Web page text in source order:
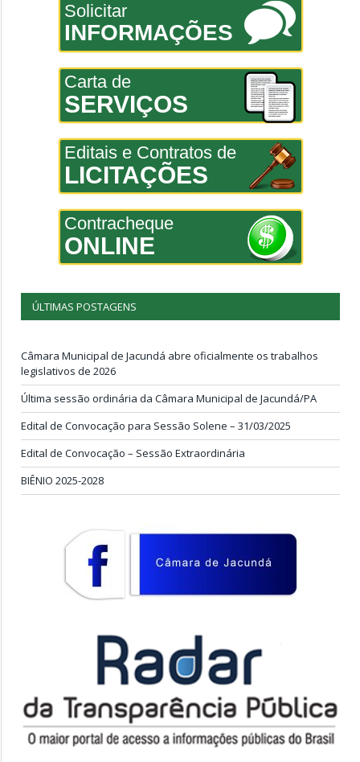
Solicitar
INFORMAÇÕES
Carta de
SERVIÇOS
Editais e Contratos de
LICITAÇÕES
Contracheque
ONLINE
ÚLTIMAS POSTAGENS
Câmara Municipal de Jacundá abre oficialmente os trabalhos
legislativos de 2026
Última sessão ordinária da Câmara Municipal de Jacundá/PA
Edital de Convocação para Sessão Solene – 31/03/2025
Edital de Convocação – Sessão Extraordinária
BIÊNIO 2025-2028